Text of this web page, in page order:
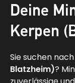
Deine
Kerpen
Sie suchen
Blatzheim)?